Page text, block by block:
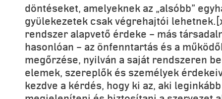
döntéseket, amelyeknek az „alsóbb”
gyülekezetek csak végrehajtói
rendszer alapvető érdeke – más
hasonlóan – az önfenntartás és a
megőrzése, nyilván a saját rendszeren
elemek, szereplők és személyek
kezdve a kérdés, hogy ki az, aki